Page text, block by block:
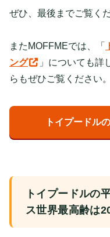
ぜひ、最後までご覧くだ
またMOFFMEでは、「
ング
」についても詳
らもぜひご覧ください。
トイプードル
トイプードルの
ス世界最高齢は